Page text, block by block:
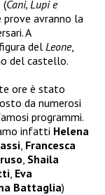
(Cani, Lupi e
prove avranno la
A
del Leone,
del castello.
ore è stato
da numerosi
programmi.
infatti Helena
Francesca
Shaila
Eva
Battaglia)